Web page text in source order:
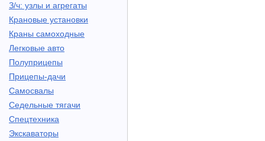
З/ч: узлы и агрегаты
Крановые установки
Краны самоходные
Легковые авто
Полуприцепы
Прицепы-дачи
Самосвалы
Седельные тягачи
Спецтехника
Экскаваторы